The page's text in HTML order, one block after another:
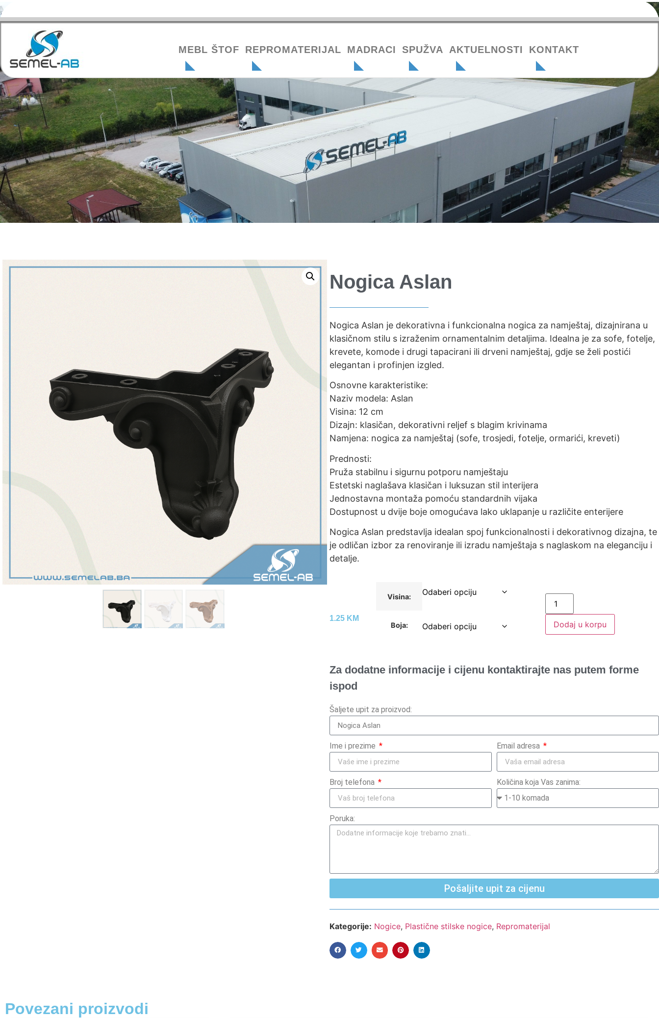
MEBL ŠTOF REPROMATERIJAL MADRACI SPUŽVA AKTUELNOSTI KONTAKT
Nogica Aslan
Nogica Aslan je dekorativna i funkcionalna nogica za namještaj, dizajnirana u
klasičnom stilu s izraženim ornamentalnim detaljima. Idealna je za sofe, fotelje,
krevete, komode i drugi tapacirani ili drveni namještaj, gdje se želi postići
elegantan i profinjen izgled.
Osnovne karakteristike:
Naziv modela: Aslan
Visina: 12 cm
Dizajn: klasičan, dekorativni reljef s blagim krivinama
Namjena: nogica za namještaj (sofe, trosjedi, fotelje, ormarići, kreveti)
Prednosti:
Pruža stabilnu i sigurnu potporu namještaju
Estetski naglašava klasičan i luksuzan stil interijera
Jednostavna montaža pomoću standardnih vijaka
Dostupnost u dvije boje omogućava lako uklapanje u različite enterijere
Nogica Aslan predstavlja idealan spoj funkcionalnosti i dekorativnog dizajna, te
je odličan izbor za renoviranje ili izradu namještaja s naglaskom na eleganciju i
detalje.
1.25 KM
Visina:
Boja: Dodaj u korpu
Za dodatne informacije i cijenu kontaktirajte nas putem forme
ispod
Šaljete upit za proizvod:
Ime i prezime Email adresa
Broj telefona Količina koja Vas zanima:
Poruka:
Pošaljite upit za cijenu
Kategorije: Nogice, Plastične stilske nogice, Repromaterijal
Povezani proizvodi